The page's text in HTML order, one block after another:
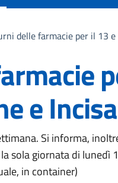
delle farmacie per il 13
e
Si informa,
sola giornata di lunedì
in container)